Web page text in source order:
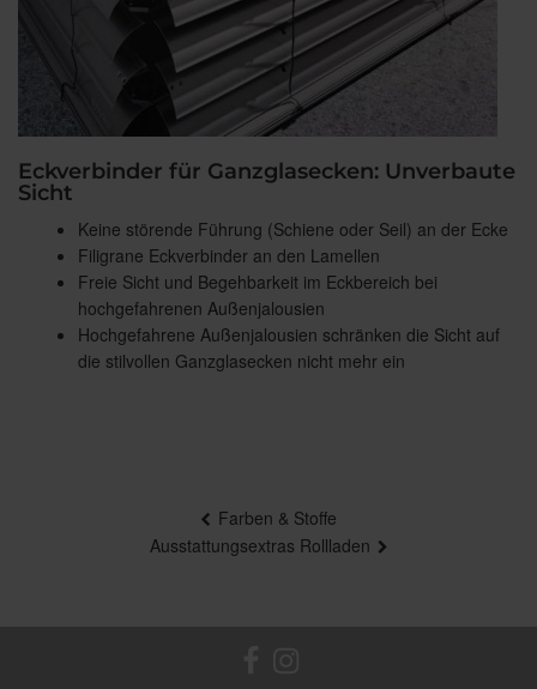
Eckverbinder für Ganzglasecken: Unverbaute
Sicht
Keine störende Führung (Schiene oder Seil) an der Ecke
Filigrane Eckverbinder an den Lamellen
Freie Sicht und Begehbarkeit im Eckbereich bei
hochgefahrenen Außenjalousien
Hochgefahrene Außenjalousien schränken die Sicht auf
die stilvollen Ganzglasecken nicht mehr ein
Farben & Stoffe
Ausstattungsextras Rollladen